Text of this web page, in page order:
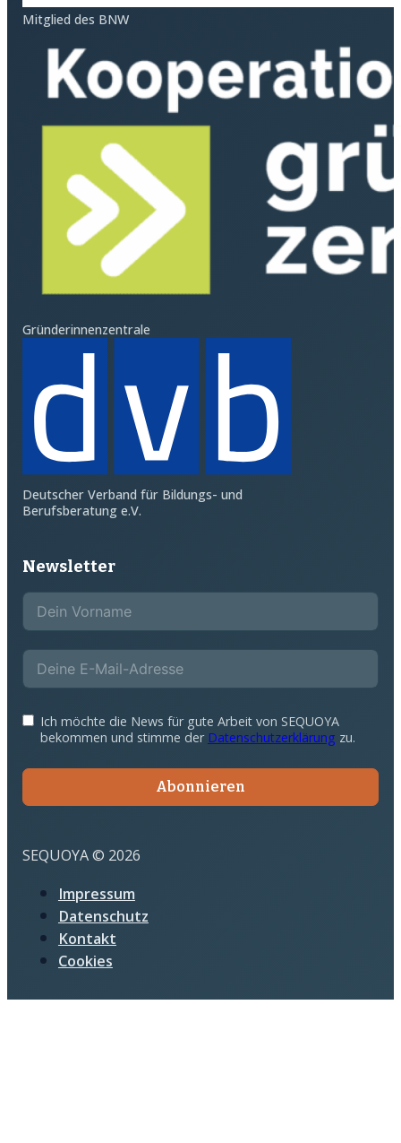
Mitglied des BNW
Gründerinnenzentrale
Deutscher Verband für Bildungs- und
Berufsberatung e.V.
Newsletter
Ich möchte die News für gute Arbeit von SEQUOYA
bekommen und stimme der Datenschutzerklärung zu.
Abonnieren
SEQUOYA © 2026
Impressum
Datenschutz
Kontakt
Cookies